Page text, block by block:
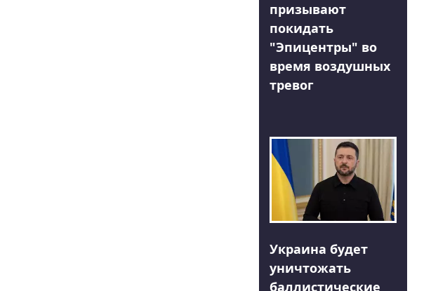
призывают
покидать
"Эпицентры" во
время воздушных
тревог
Украина будет
уничтожать
баллистические